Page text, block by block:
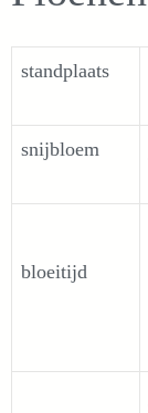
standplaats
snijbloem
bloeitijd